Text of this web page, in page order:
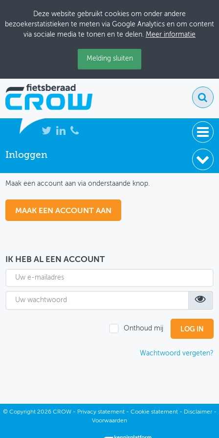
Deze website gebruikt cookies om onder andere
bezoekerstatistieken te meten via Google Analytics en om content
via sociale media te tonen en te delen. Meer informatie
Melding sluiten
NIEUWS
THEMASITES
MIJN PROFIEL
GEBRUIKER
Inloggen
Maak een account aan via onderstaande knop.
MAAK EEN ACCOUNT AAN
IK HEB AL EEN ACCOUNT
Onthoud mij
Wachtwoord vergeten?
© Copyright2026 CROW - Privacy statement- Cookie statement- Disclaimer-
Voorwaarden